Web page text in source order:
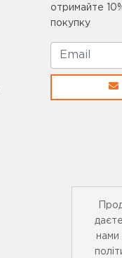
отримайте
покупку